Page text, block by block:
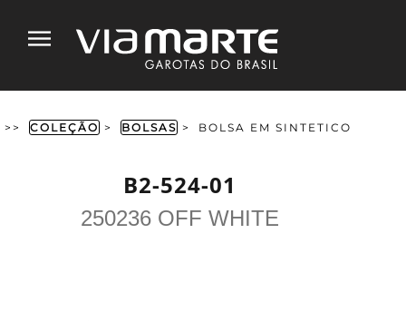
>> COLEÇÃO > BOLSAS > BOLSA EM SINTETICO
B2-524-01
250236 OFF WHITE